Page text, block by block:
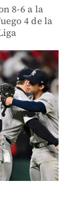
8-6 a la
4 de la